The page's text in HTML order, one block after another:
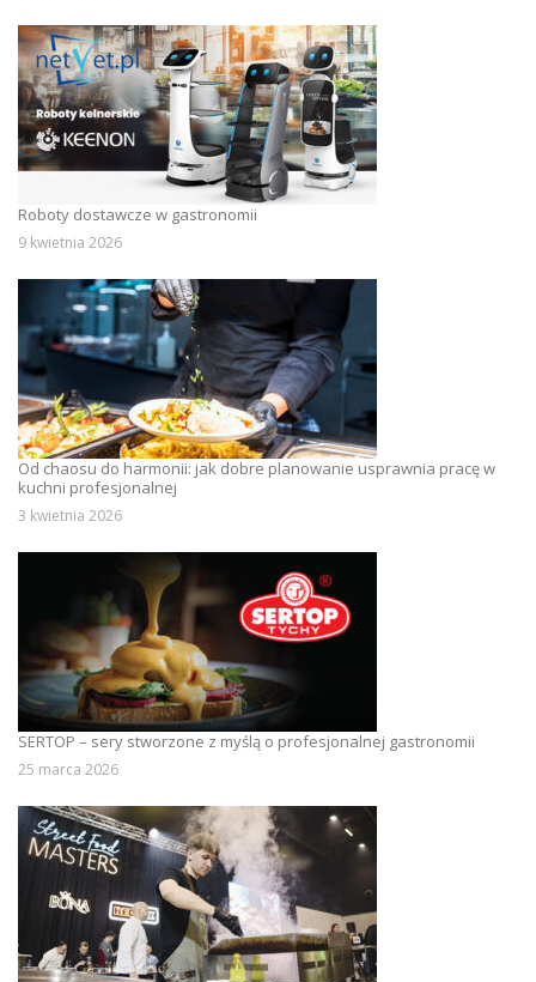
Roboty dostawcze w gastronomii
9 kwietnia 2026
Od chaosu do harmonii: jak dobre planowanie usprawnia pracę w
kuchni profesjonalnej
3 kwietnia 2026
SERTOP – sery stworzone z myślą o profesjonalnej gastronomii
25 marca 2026